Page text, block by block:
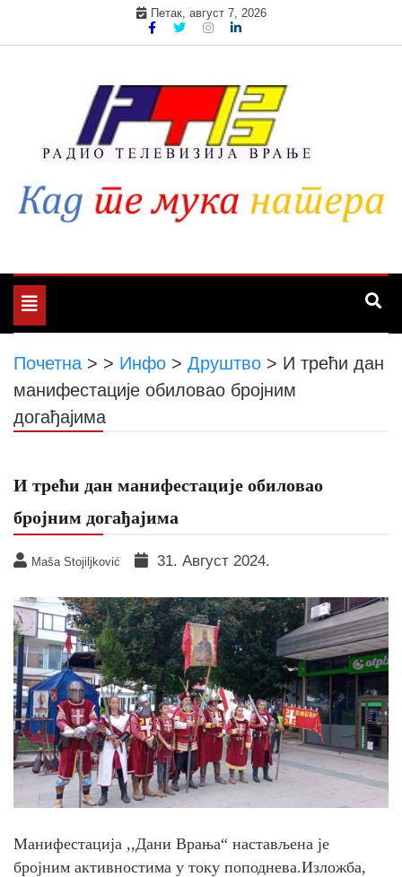
Петак, август 7, 2026
Toggle
navigation
Почетна > > Инфо > Друштво > И трећи дан
манифестације обиловао бројним
догађајима
И трећи дан манифестације обиловао
бројним догађајима
Maša Stojiljković 31. Август 2024.
Манифестација ,,Дани Врања“ настављена је
бројним активностима у току поподнева.Изложба,